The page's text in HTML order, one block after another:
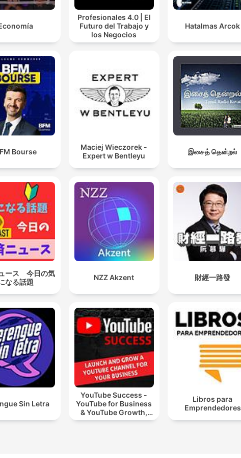
Profesionales 4.0 | El
Futuro del Trabajo y
los Negocios
Hatalmas Arcok
Bourse
Maciej Wieczorek -
Expert w Bentleyu
இசைத் தென்றல்
ース 今日の気
なる話題
NZZ Akzent 財經一路發
Sin Letra
YouTube Success -
YouTube for Business
& YouTube Growth,
Video Marketing
Libros para
Emprendedores